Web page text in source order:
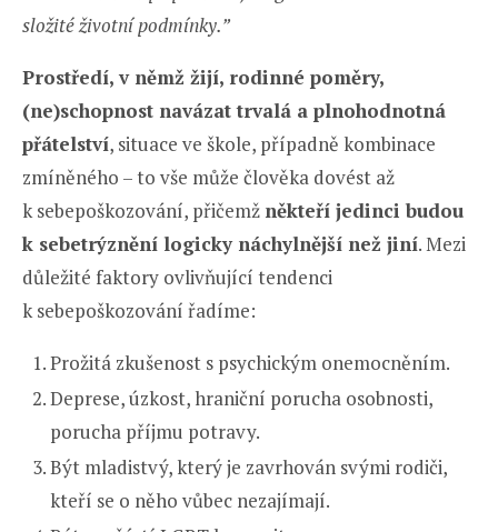
složité životní podmínky.”
Prostředí, v němž žijí, rodinné poměry,
(ne)schopnost navázat trvalá a plnohodnotná
přátelství, situace ve škole, případně kombinace
zmíněného – to vše může člověka dovést až
k sebepoškozování, přičemž někteří jedinci budou
k sebetrýznění logicky náchylnější než jiní. Mezi
důležité faktory ovlivňující tendenci
k sebepoškozování řadíme:
Prožitá zkušenost s psychickým onemocněním.
Deprese, úzkost, hraniční porucha osobnosti,
porucha příjmu potravy.
Být mladistvý, který je zavrhován svými rodiči,
kteří se o něho vůbec nezajímají.